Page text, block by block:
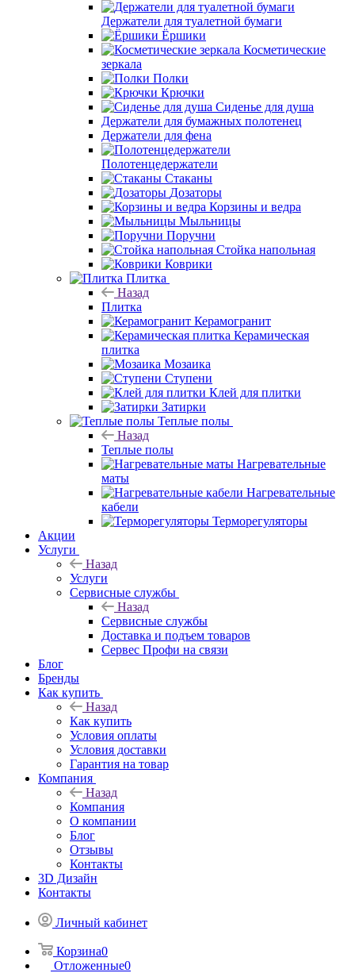
Держатели для туалетной бумаги
Ёршики
Косметические
зеркала
Полки
Крючки
Сиденье для душа
Держатели для бумажных полотенец
Держатели для фена
Полотенцедержатели
Стаканы
Дозаторы
Корзины и ведра
Мыльницы
Поручни
Стойка напольная
Коврики
Плитка
Назад
Плитка
Керамогранит
Керамическая
плитка
Мозаика
Ступени
Клей для плитки
Затирки
Теплые полы
Назад
Теплые полы
Нагревательные
маты
Нагревательные
кабели
Терморегуляторы
Акции
Услуги
Назад
Услуги
Сервисные службы
Назад
Сервисные службы
Доставка и подъем товаров
Сервес Профи на связи
Блог
Бренды
Как купить
Назад
Как купить
Условия оплаты
Условия доставки
Гарантия на товар
Компания
Назад
Компания
О компании
Блог
Отзывы
Контакты
3D Дизайн
Контакты
Личный кабинет
Корзина0
Отложенные0